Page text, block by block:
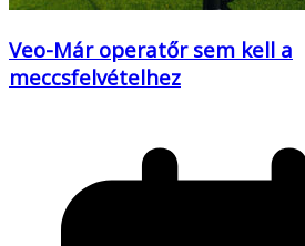
Veo-Már operatőr sem kell a
meccsfelvételhez